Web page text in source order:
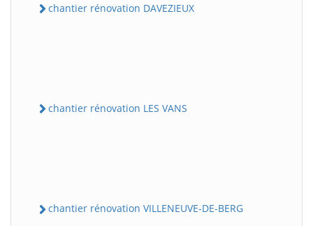
chantier rénovation DAVEZIEUX
chantier rénovation LES VANS
chantier rénovation VILLENEUVE-DE-BERG